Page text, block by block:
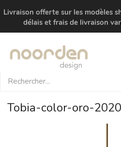
Livraison offerte sur les modèles
délais et frais de livraison
Tobia-color-oro-2020